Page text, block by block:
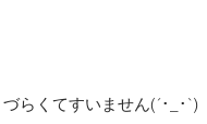
らくてすいません(´･_･`)